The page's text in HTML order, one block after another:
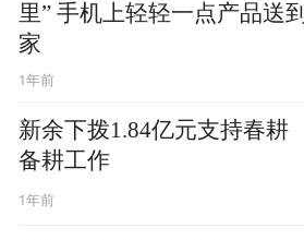
里” 手机上轻轻一点产品送到
家
1年前
新余下拨1.84亿元支持春耕
备耕工作
1年前